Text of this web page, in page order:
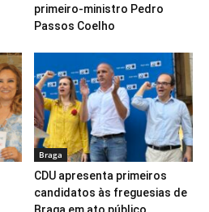
primeiro-ministro Pedro
Passos Coelho
Braga
CDU apresenta primeiros
candidatos às freguesias de